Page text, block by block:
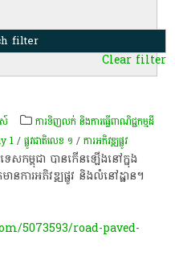
Clear filter
ស៍
ការទិញលក់ និងការធ្វើពាណិជ្ជកម្មដី
1 /ផ្លូវជាតិលេខ ១ /ការអភិវឌ្ឍផ្លូវ
េស​កម្ពុជា​ បាន​កើនឡើង​នៅ​ក្នុង​
ការ​អភិវឌ្ឍ​ផ្លូវ​ និង​លំនៅ​ដ្ឋា​ន​។​
5073593/road-paved-